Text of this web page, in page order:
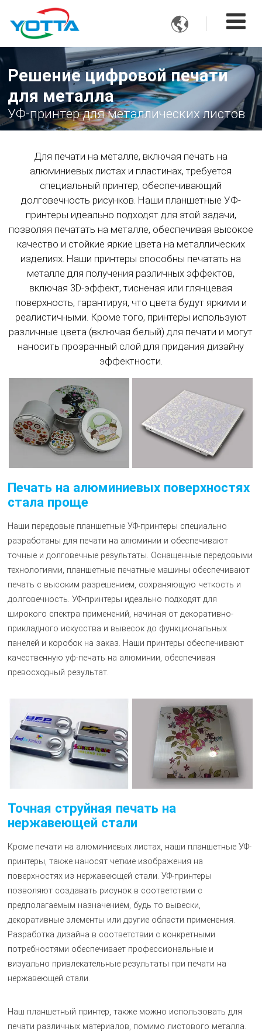

Решение цифровой печати
для металла
УФ-принтер для металлических листов
Для печати на металле, включая печать на
алюминиевых листах и пластинах, требуется
специальный принтер, обеспечивающий
долговечность рисунков. Наши планшетные УФ-
принтеры идеально подходят для этой задачи,
позволяя печатать на металле, обеспечивая высокое
качество и стойкие яркие цвета на металлических
изделиях. Наши принтеры способны печатать на
металле для получения различных эффектов,
включая 3D-эффект, тисненая или глянцевая
поверхность, гарантируя, что цвета будут яркими и
реалистичными. Кроме того, принтеры используют
различные цвета (включая белый) для печати и могут
наносить прозрачный слой для придания дизайну
эффектности.
Печать на алюминиевых поверхностях
стала проще
Наши передовые планшетные УФ-принтеры специально
разработаны для печати на алюминии и обеспечивают
точные и долговечные результаты. Оснащенные передовыми
технологиями, планшетные печатные машины обеспечивают
печать с высоким разрешением, сохраняющую четкость и
долговечность. УФ-принтеры идеально подходят для
широкого спектра применений, начиная от декоративно-
прикладного искусства и вывесок до функциональных
панелей и коробок на заказ. Наши принтеры обеспечивают
качественную уф-печать на алюминии, обеспечивая
превосходный результат.
Точная струйная печать на
нержавеющей стали
Кроме печати на алюминиевых листах, наши планшетные УФ-
принтеры, также наносят четкие изображения на
поверхностях из нержавеющей стали. УФ-принтеры
позволяют создавать рисунок в соответствии с
предполагаемым назначением, будь то вывески,
декоративные элементы или другие области применения.
Разработка дизайна в соответствии с конкретными
потребностями обеспечивает профессиональные и
визуально привлекательные результаты при печати на
нержавеющей стали.
Наш планшетный принтер, также можно использовать для
печати различных материалов, помимо листового металла.